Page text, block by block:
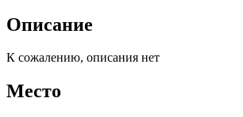
Описание
К сожалению, описания нет
Место